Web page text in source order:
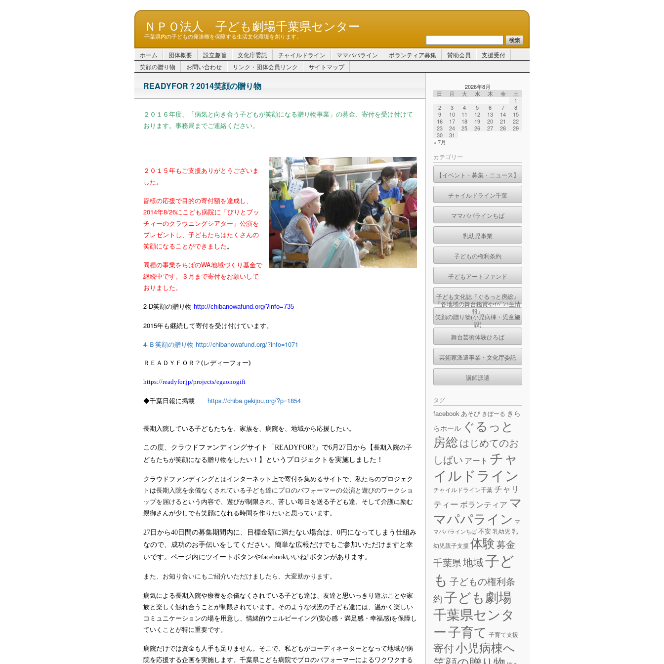
ＮＰＯ法人 子ども劇場千葉県センター
千葉県内の子どもの発達権を保障する生活文化環境を創ります。
ホーム 団体概要 設立趣旨 文化庁委託 チャイルドライン ママパパライン ボランティア募集 賛助会員
支援受付
笑顔の贈り物
お問い合わせ リンク・団体会員リンク サイトマップ
READYFOR？2014笑顔の贈り物
２０１６年度、「病気と向き合う子どもが笑顔になる贈り物事業」の募金、寄付を受け付けて
おります。事務局までご連絡ください。
２０１５年もご支援ありがとうございま
した。
皆様の応援で目的の寄付額を達成し、
2014年8/26にこども病院に「びりとブッ
チィーのクラウニングシアター」公演を
プレゼントし、子どもたちはたくさんの
笑顔になることができました。
同種の事業をちばのWA地域づくり基金で
継続中です。３月まで寄付をお願いして
おりました。
2-D笑顔の贈り物 http://chibanowafund.org/?info=735
2015年も継続して寄付を受け付けています。
4-Ｂ笑顔の贈り物 http://chibanowafund.org/?info=1071
ＲＥＡＤＹＦＯＲ？(レディーフォー)
https://readyfor.jp/projects/egaonogift
◆千葉日報に掲載 https://chiba.gekijou.org/?p=1854
長期入院している子どもたちを、家族を、病院を、地域から応援したい。
この度、 クラウドファンディングサイト「 READYFOR? 」で6月 27 日から【長期入院の子
どもたちが笑顔になる贈り物をしたい！ 】というプロジェクトを実施しました！
クラウドファンディングとはインターネット上で寄付を集めるサイトで、私たちのプロジェク
トは長期入院を余儀なくされている子ども達にプロのパフォーマーの公演と遊びのワークショ
ップを届ける という内容で、遊びが制限され、苦しい毎日を送る子ども達、そして介護に励む
親御さんが少しでも笑顔になれる時間を作りたいと思っています。
27 日から40 日間の募集期間内に、目標金額に満たない場合は、 0円になってしまう仕組み
なので、成功のお手伝いをしてください。簡単な広報だけでもご参加いただけますと幸
いです。ページ内にツイートボタンやfacebookいいね!ボタンがあります。
また、お知り合いにもご紹介いただけましたら、大変助かります。
病気による長期入院や療養を余儀なくされている子ども達は、友達と思いっきり遊ぶことや家
族と楽しく触れ合うことが制限されています。そのような状況の子ども達には、温かく楽しい
コミュニケーションの場を用意し、情緒的ウェルビーイング(安心感・満足感・幸福感)を保障し
ていくことが特に重要です。
病院だけでは資金も人手も足りません。そこで、私どもがコーディネーターとなって地域が病
院を応援する企画を実施します。千葉県こども病院でプロのパフォーマーによるワクワクする
2026年8月
日
月 火 水 木 金
土
1
2
3 4 5 6 7
8
9
10 11 12 13 14
15
16
17 18 19 20 21
22
23
24 25 26 27 28
29
30
31
« 7月
カテゴリー
【イベント・募集・ニュース】
チャイルドライン千葉
ママパパラインちば
乳幼児事業
子どもの権利条約
子どもアートファンド
子ども文化誌『ぐるっと房総』
『各地域の舞台鑑賞やｲﾍﾞﾝﾄ生情
報』
笑顔の贈り物(小児病棟・児童施
設)
舞台芸術体験ひろば
芸術家派遣事業・文化庁委託
講師派遣
タグ
facebookあそび きぼーる きら
らホール ぐるっと
房総はじめてのお
しばい アート チャ
イルドライン
チャイルドライン千葉 チャリ
ティーボランティア マ
マパパライン マ
マパパラインちば 不安乳幼児 乳
幼児親子支援 体験募金
千葉県地域子ど
も 子どもの権利条
約子ども劇場
千葉県センタ
ー子育て 子育て支援
寄付小児病棟へ